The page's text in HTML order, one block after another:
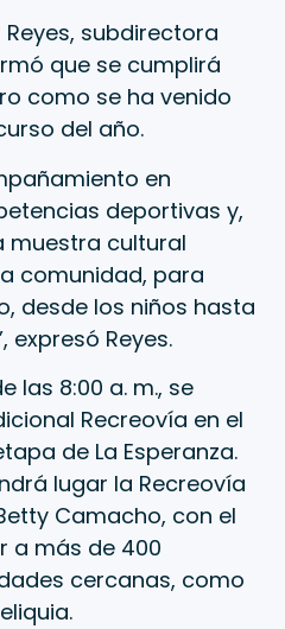
subdirectora
que se cumplirá
como se ha venido
del año.
en
deportivas y,
muestra cultural
comunidad, para
desde los niños hasta
expresó Reyes.
las 8:00 a. m., se
Recreovía en el
de La Esperanza.
lugar la Recreovía
Camacho, con el
a más de 400
cercanas, como